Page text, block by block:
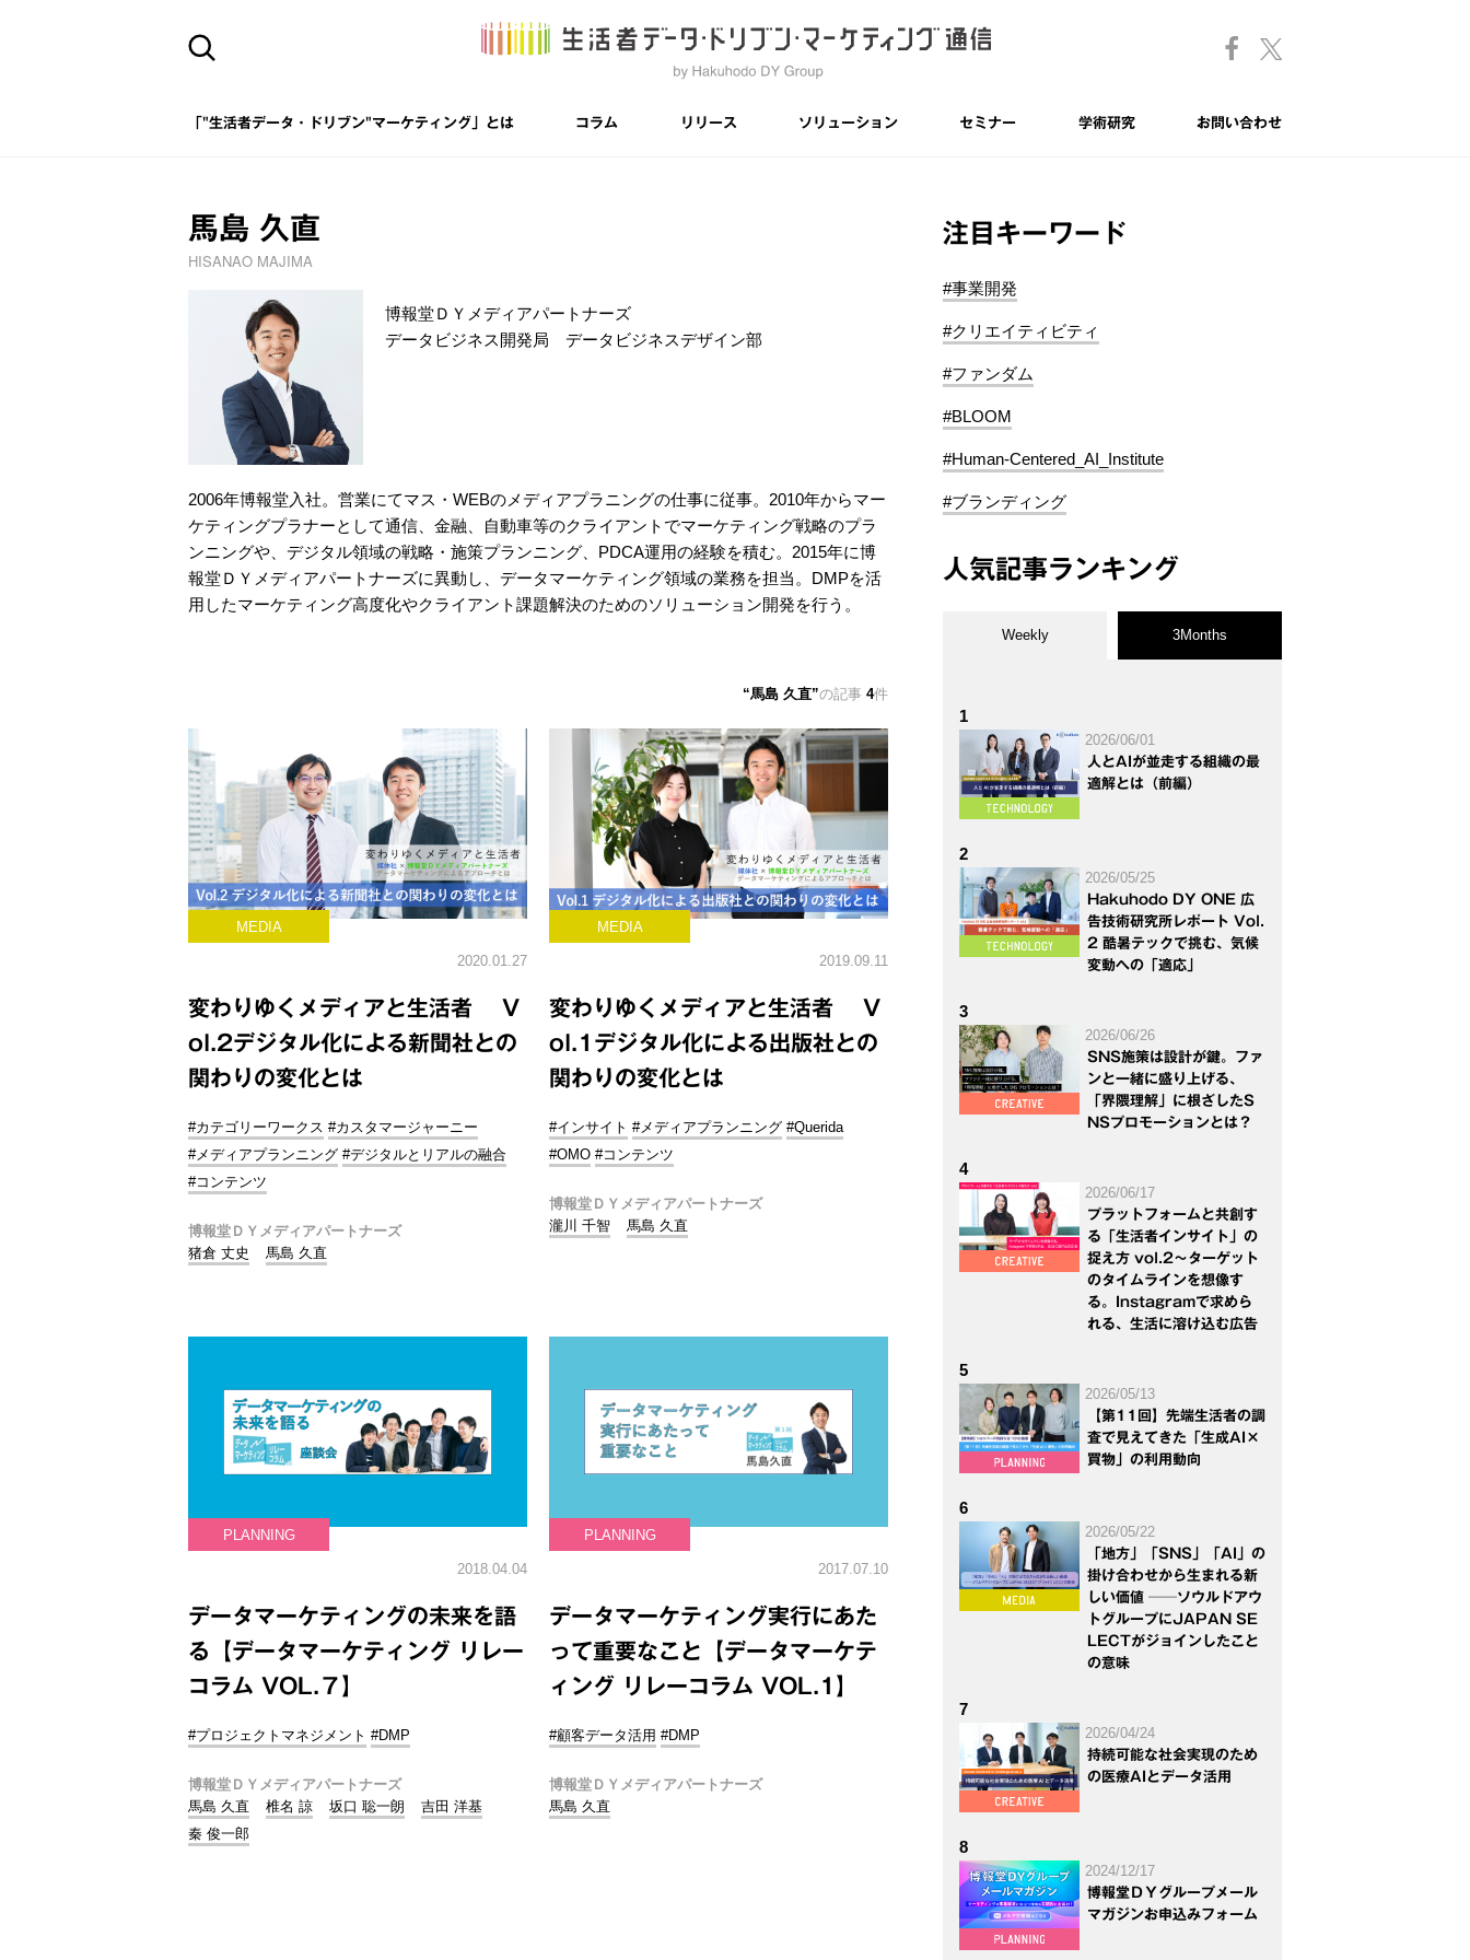
「"生活者データ・ドリブン"マーケティング」とは コラム リリース ソリューション セミナー 学術研究 お問い合わせ
馬島 久直
HISANAO MAJIMA
博報堂ＤＹメディアパートナーズ
データビジネス開発局 データビジネスデザイン部
2006年博報堂入社。営業にてマス・WEBのメディアプラニングの仕事に従事。2010年からマー
ケティングプラナーとして通信、金融、自動車等のクライアントでマーケティング戦略のプラ
ンニングや、デジタル領域の戦略・施策プランニング、PDCA運用の経験を積む。2015年に博
報堂ＤＹメディアパートナーズに異動し、データマーケティング領域の業務を担当。DMPを活
用したマーケティング高度化やクライアント課題解決のためのソリューション開発を行う。
馬島 久直 の記事 4件
MEDIA
2020.01.27
変わりゆくメディアと生活者 V
ol.2デジタル化による新聞社との
関わりの変化とは
#カテゴリーワークス #カスタマージャーニー
#メディアプランニング #デジタルとリアルの融合
#コンテンツ
博報堂ＤＹメディアパートナーズ
猪倉 丈史
馬島 久直
MEDIA
2019.09.11
変わりゆくメディアと生活者 V
ol.1デジタル化による出版社との
関わりの変化とは
#インサイト #メディアプランニング #Querida
#OMO #コンテンツ
博報堂ＤＹメディアパートナーズ
瀧川 千智
馬島 久直
PLANNING
2018.04.04
データマーケティングの未来を語
る【データマーケティング リレー
コラム VOL.７】
#プロジェクトマネジメント #DMP
博報堂ＤＹメディアパートナーズ
馬島 久直
椎名 諒 坂口 聡一朗
吉田 洋基
秦 俊一郎
PLANNING
2017.07.10
データマーケティング実行にあた
って重要なこと【データマーケテ
ィング リレーコラム VOL.1】
#顧客データ活用 #DMP
博報堂ＤＹメディアパートナーズ
馬島 久直
注目キーワード
#事業開発
#クリエイティビティ
#ファンダム
#BLOOM
#Human-Centered_AI_Institute
#ブランディング
人気記事ランキング
Weekly 3Months
1
2026/06/01
人とAIが並走する組織の最
適解とは（前編）
2
2026/05/25
Hakuhodo DY ONE 広
告技術研究所レポート Vol.
2 酷暑テックで挑む、気候
変動への「適応」
3
2026/06/26
SNS施策は設計が鍵。ファ
ンと一緒に盛り上げる、
「界隈理解」に根ざしたS
NSプロモーションとは？
4
2026/06/17
プラットフォームと共創す
る「生活者インサイト」の
捉え方 vol.2～ターゲット
のタイムラインを想像す
る。Instagramで求めら
れる、生活に溶け込む広告
5
2026/05/13
【第11回】先端生活者の調
査で見えてきた「生成AI×
買物」の利用動向
6
2026/05/22
「地方」「SNS」「AI」の
掛け合わせから生まれる新
しい価値 ──ソウルドアウ
トグループにJAPAN SE
LECTがジョインしたこと
の意味
7
2026/04/24
持続可能な社会実現のため
の医療AIとデータ活用
8
2024/12/17
博報堂ＤＹグループメール
マガジンお申込みフォーム